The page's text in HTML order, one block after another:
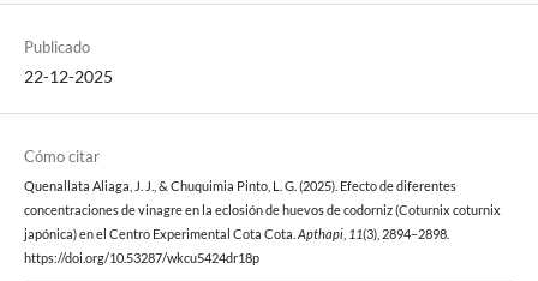
Publicado
22-12-2025
Cómo citar
Quenallata Aliaga, J. J., & Chuquimia Pinto, L. G. (2025). Efecto de diferentes
concentraciones de vinagre en la eclosión de huevos de codorniz (Coturnix coturnix
japónica) en el Centro Experimental Cota Cota. Apthapi, 11(3), 2894–2898.
https://doi.org/10.53287/wkcu5424dr18p